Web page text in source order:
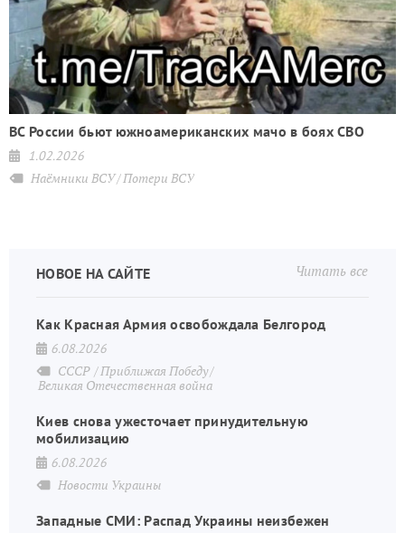
ВС России бьют южноамериканских мачо в боях СВО
1.02.2026
Наёмники ВСУ Потери ВСУ
Читать все
НОВОЕ НА САЙТЕ
Как Красная Армия освобождала Белгород
6.08.2026
СССР
Приближая Победу
Великая Отечественная война
Киев снова ужесточает принудительную
мобилизацию
6.08.2026
Новости Украины
Западные СМИ: Распад Украины неизбежен